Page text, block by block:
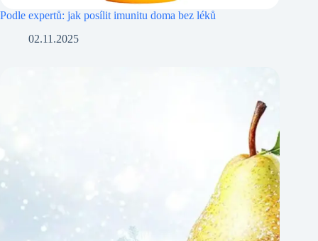
Podle expertů: jak posílit imunitu doma bez léků
02.11.2025